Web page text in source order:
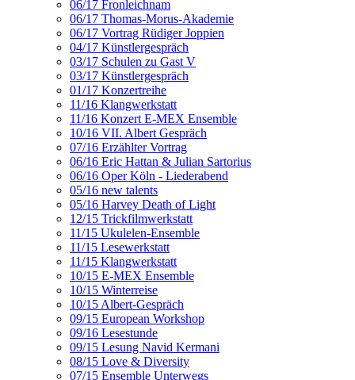
06/17 Fronleichnam
06/17 Thomas-Morus-Akademie
06/17 Vortrag Rüdiger Joppien
04/17 Künstlergespräch
03/17 Schulen zu Gast V
03/17 Künstlergespräch
01/17 Konzertreihe
11/16 Klangwerkstatt
11/16 Konzert E-MEX Ensemble
10/16 VII. Albert Gespräch
07/16 Erzählter Vortrag
06/16 Eric Hattan & Julian Sartorius
06/16 Oper Köln - Liederabend
05/16 new talents
05/16 Harvey Death of Light
12/15 Trickfilmwerkstatt
11/15 Ukulelen-Ensemble
11/15 Lesewerkstatt
11/15 Klangwerkstatt
10/15 E-MEX Ensemble
10/15 Winterreise
10/15 Albert-Gespräch
09/15 European Workshop
09/16 Lesestunde
09/15 Lesung Navid Kermani
08/15 Love & Diversity
07/15 Ensemble Unterwegs